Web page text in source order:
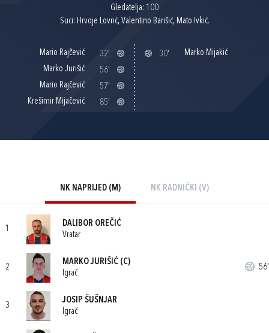
Gledatelja: 100
Suci: Hrvoje Lovrić, Valentino Barišić, Mato Ivkić.
Mario Rajčević
32'
Marko Jurišić
56'
Mario Rajčević
57'
Krešimir Mijačević
85'
30' Marko Mijakić
NK NAPRIJED (M) NK RADNIČKI (V)
1
DALIBOR OREČIĆ
Vratar
2
MARKO JURIŠIĆ (C)
Igrač
56'
3
JOSIP ŠUŠNJAR
Igrač